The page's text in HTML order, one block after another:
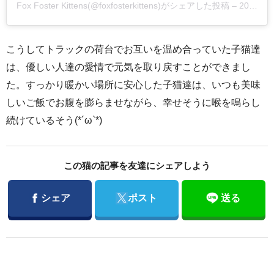
Fox Foster Kittens(@foxfosterkittens)がシェアした投稿 – 2018年 4月月14日午前2時35分PDT
こうしてトラックの荷台でお互いを温め合っていた子猫達
は、優しい人達の愛情で元気を取り戻すことができまし
た。すっかり暖かい場所に安心した子猫達は、いつも美味
しいご飯でお腹を膨らませながら、幸せそうに喉を鳴らし
続けているそう(*´ω`*)
この猫の記事を友達にシェアしよう
Facebook
シェア Twitter
ポスト 送る